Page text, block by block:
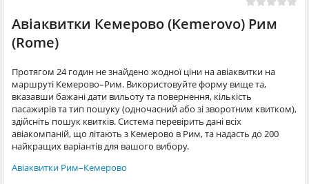
Авіаквитки Кемерово (Kemerovo) Рим
(Rome)
Протягом 24 годин не знайдено жодної ціни на авіаквитки на
маршруті Кемерово–Рим. Використовуйте форму вище та,
вказавши бажані дати вильоту та повернення, кількість
пасажирів та тип пошуку (одночасний або зі зворотним квитком),
здійсніть пошук квитків. Система перевірить дані всіх
авіакомпаній, що літають з Кемерово в Рим, та надасть до 200
найкращих варіантів для вашого вибору.
Авіаквитки Рим–Кемерово